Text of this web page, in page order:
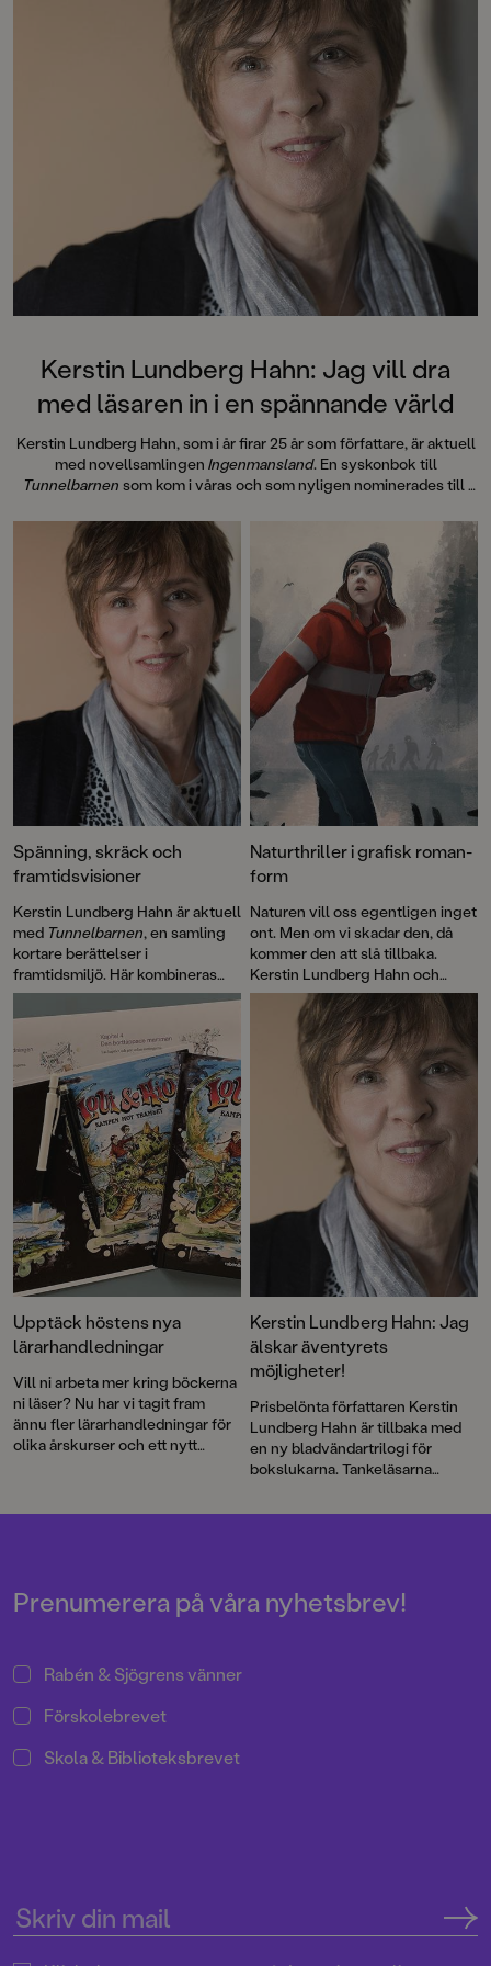
Kerstin Lundberg Hahn: Jag vill dra
med läsaren in i en spännande värld
Kerstin Lundberg Hahn, som i år firar 25 år som författare, är aktuell
med novellsamlingen Ingenmansland. En syskonbok till
Tunnelbarnen som kom i våras och som nyligen nominerades till
Spänning, skräck och
framtidsvisioner
Kerstin Lundberg Hahn är aktuell
med Tunnelbarnen, en samling
kortare berättelser i
framtidsmiljö. Här kombineras
nagelbitarspänning med tankar
om livets små och stora frågor;
klimatförändringar, klass, natur
på liv och död, vänskap och
solidaritet, och hur ny teknik
påverkar människan.
Naturthriller i grafisk roman-
form
Naturen vill oss egentligen inget
ont. Men om vi skadar den, då
kommer den att slå tillbaka.
Kerstin Lundberg Hahn och
Elisabeth Widmarks grafiska
Odjuren
är en saga och en
thriller, en berättelse om kärlek
och om hämnd, förankrad i
verklighet och fantasi. Det är
läskigt, spännande och samtidigt
stämningsfullt.
Upptäck höstens nya
lärarhandledningar
Vill ni arbeta mer kring böckerna
ni läser? Nu har vi tagit fram
ännu fler lärarhandledningar för
olika årskurser och ett nytt
Kerstin Lundberg Hahn: Jag
älskar äventyrets
möjligheter!
Prisbelönta författaren Kerstin
Lundberg Hahn är tillbaka med
en ny bladvändartrilogi för
bokslukarna. Tankeläsarna
1800-talsgruvsamhälle där
Prenumerera på våra nyhetsbrev!
Rabén & Sjögrens vänner
Förskolebrevet
Skola & Biblioteksbrevet